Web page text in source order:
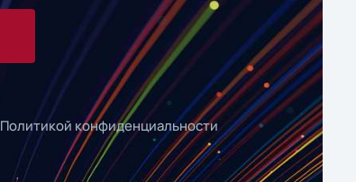
Политикой конфиденциальности